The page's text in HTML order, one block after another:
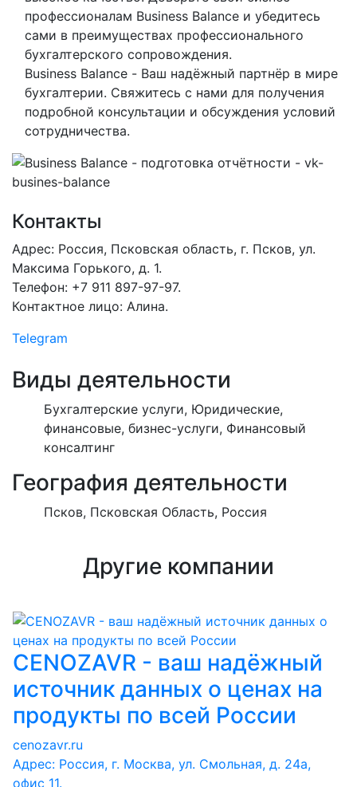
профессионалам Business Balance и убедитесь
сами в преимуществах профессионального
бухгалтерского сопровождения.
Business Balance - Ваш надёжный партнёр в мире
бухгалтерии. Свяжитесь с нами для получения
подробной консультации и обсуждения условий
сотрудничества.
Контакты
Адрес: Россия, Псковская область, г. Псков, ул.
Максима Горького, д. 1.
Телефон: +7 911 897-97-97.
Контактное лицо: Алина.
Telegram
Виды деятельности
Бухгалтерские услуги, Юридические,
финансовые, бизнес-услуги, Финансовый
консалтинг
География деятельности
Псков, Псковская Область, Россия
Другие компании
CENOZAVR - ваш надёжный
источник данных о ценах на
продукты по всей России
cenozavr.ru
Адрес: Россия, г. Москва, ул. Смольная, д. 24а,
офис 11.